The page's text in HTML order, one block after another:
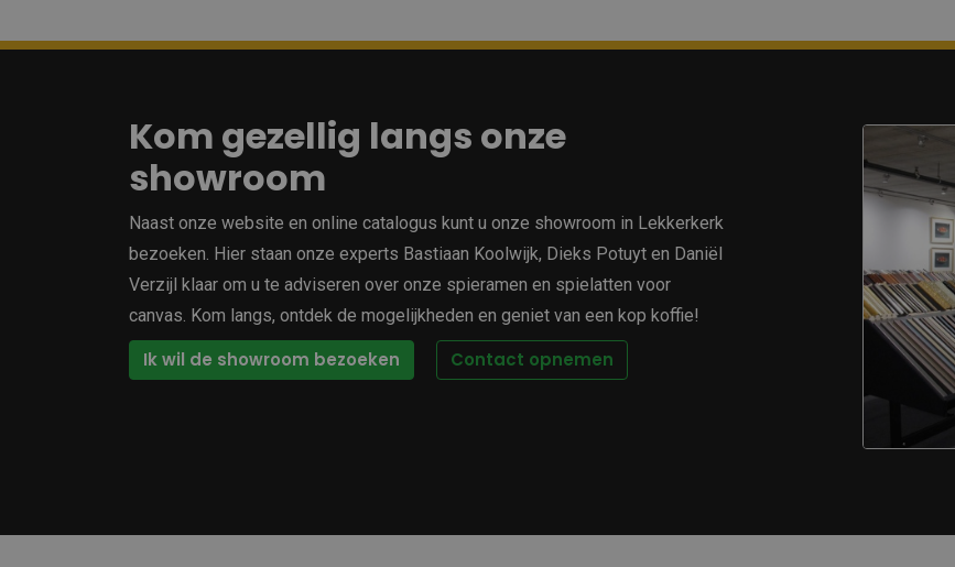
Kom gezellig langs onze
showroom
Naast onze website en online catalogus kunt u onze showroom in Lekkerkerk
bezoeken. Hier staan onze experts Bastiaan Koolwijk, Dieks Potuyt en Daniël
Verzijl klaar om u te adviseren over onze spieramen en spielatten voor
canvas. Kom langs, ontdek de mogelijkheden en geniet van een kop koffie!
Ik wil de showroom bezoeken Contact opnemen